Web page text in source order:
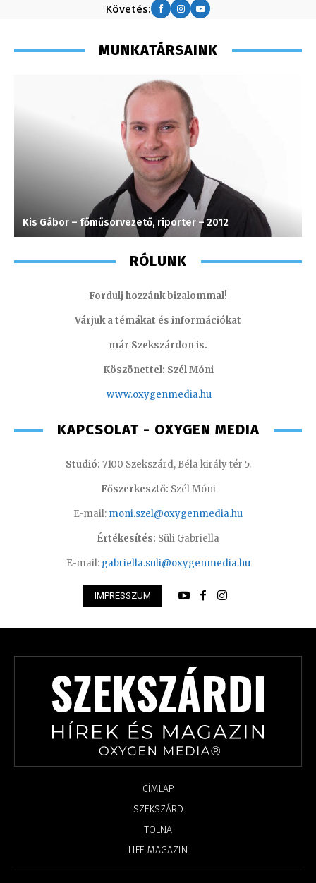
Követés:
MUNKATÁRSAINK
Kis Gábor – főműsorvezető, riporter – 2012
RÓLUNK
Fordulj hozzánk bizalommal!
Várjuk a témákat és információkat
már Szekszárdon is.
Köszönettel: Szél Móni
www.oxygenmedia.hu
KAPCSOLAT - OXYGEN MEDIA
Studió: 7100 Szekszárd, Béla király tér 5.
Főszerkesztő: Szél Móni
E-mail: moni.szel@oxygenmedia.hu
Értékesítés: Süli Gabriella
E-mail: gabriella.suli@oxygenmedia.hu
IMPRESSZUM
CÍMLAP
SZEKSZÁRD
TOLNA
LIFE MAGAZIN